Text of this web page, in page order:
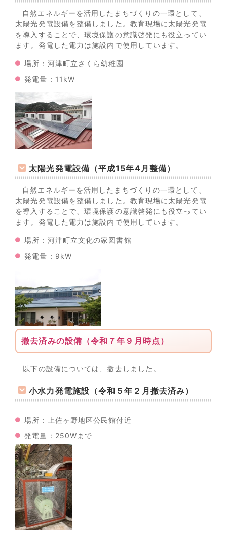
自然エネルギーを活用したまちづくりの一環として、
太陽光発電設備を整備しました。教育現場に太陽光発電
を導入することで、環境保護の意識啓発にも役立ってい
ます。発電した電力は施設内で使用しています。
場所：河津町立さくら幼稚園
発電量：11kW
太陽光発電設備（平成15年4月整備）
自然エネルギーを活用したまちづくりの一環として、
太陽光発電設備を整備しました。教育現場に太陽光発電
を導入することで、環境保護の意識啓発にも役立ってい
ます。発電した電力は施設内で使用しています。
場所：河津町立文化の家図書館
発電量：9kW
撤去済みの設備（令和７年９月時点）
以下の設備については、撤去しました。
小水力発電施設（令和５年２月撤去済み）
場所：上佐ヶ野地区公民館付近
発電量：250Wまで